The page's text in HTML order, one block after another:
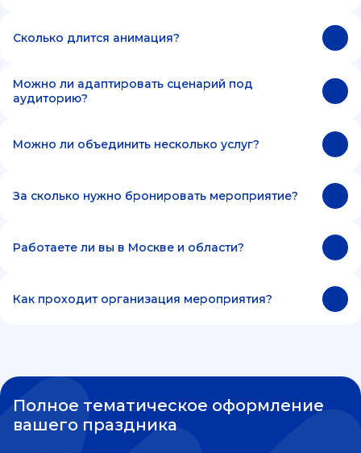
Сколько длится анимация?
Можно ли адаптировать сценарий под
аудиторию?
Можно ли объединить несколько услуг?
За сколько нужно бронировать мероприятие?
Работаете ли вы в Москве и области?
Как проходит организация мероприятия?
Полное тематическое оформление
вашего праздника